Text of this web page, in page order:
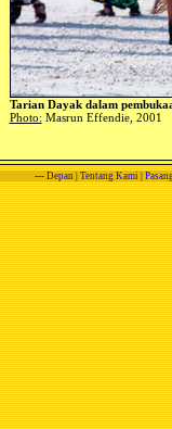
Tarian Dayak dalam
Photo: Masrun Effendie, 2001
--- Depan Tentang Kami